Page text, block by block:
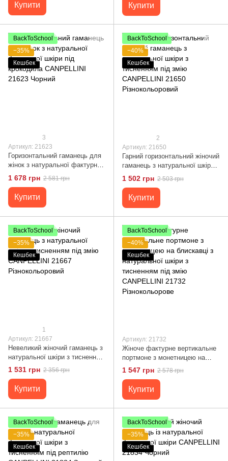
Купити Купити
BackToSchool
−35%
Кешбек
3
Артикул: 21623
Горизонтальний гаманець для
жінок з натуральної фактурної
шкіри під крокодила
CANPELLINI 21623 Чорний
1 678 грн 2 581 грн
Купити
BackToSchool
−40%
Кешбек
2
Артикул: 21650
Гарний горизонтальний жіночий
гаманець з натуральної шкіри з
тисненням під змію
CANPELLINI 21650
Різнокольоровий
1 502 грн 2 503 грн
Купити
BackToSchool
−35%
Кешбек
1
Артикул: 21667
Невеликий жіночий гаманець з
натуральної шкіри з тисненням
під змію CANPELLINI 21667
Різнокольоровий
1 531 грн 2 356 грн
Купити
BackToSchool
−40%
Кешбек
Артикул: 21732
Жіноче фактурне вертикальне
портмоне з монетницею на
блискавці з натуральної шкіри
з тисненням під змію
CANPELLINI 21732
Різнокольорове
1 547 грн 2 578 грн
Купити
BackToSchool
−35%
Кешбек
BackToSchool
−35%
Кешбек